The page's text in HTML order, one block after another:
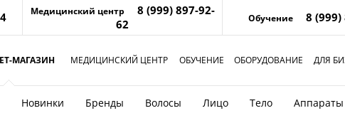
Медицинский центр
8 (999) 897-92-
62
Обучение 8 (999)
МАГАЗИН МЕДИЦИНСКИЙ ЦЕНТР ОБУЧЕНИЕ ОБОРУДОВАНИЕ ДЛЯ
Новинки Бренды Волосы Лицо Тело Аппараты